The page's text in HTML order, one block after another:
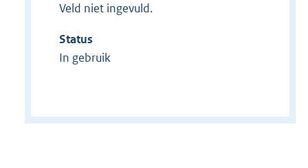
Veld niet ingevuld.
Status
In gebruik